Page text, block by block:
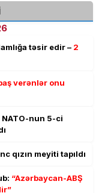
təsir edir – 2
verənlər onu
nun 5-ci
qızın meyiti tapıldı
“Azərbaycan-ABŞ